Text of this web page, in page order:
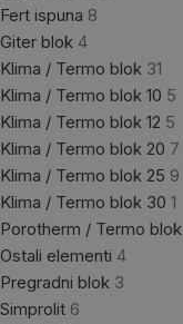
Fert ispuna 8
Giter blok 4
Klima / Termo blok 31
Klima / Termo blok 10 5
Klima / Termo blok 12 5
Klima / Termo blok 20 7
Klima / Termo blok 25 9
Klima / Termo blok 30 1
Porotherm / Termo blok
Ostali elementi 4
Pregradni blok 3
Simprolit 6